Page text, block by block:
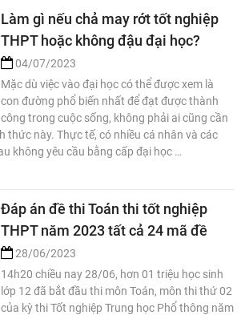
Làm gì nếu chả may rớt tốt nghiệp
THPT hoặc không đậu đại học?
04/07/2023
Mặc dù việc vào đại học có thể được xem là
con đường phổ biến nhất để đạt được thành
công trong cuộc sống, không phải ai cũng cần
thức này. Thực tế, có nhiều cá nhân và các
không yêu cầu bằng cấp đại học …
Đáp án đề thi Toán thi tốt nghiệp
THPT năm 2023 tất cả 24 mã đề
28/06/2023
14h20 chiều nay 28/06, hơn 01 triệu học sinh
lớp 12 đã bắt đầu thi môn Toán, môn thi thứ 02
của kỳ thi Tốt nghiệp Trung học Phổ thông năm